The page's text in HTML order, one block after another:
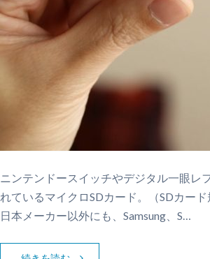
ニンテンドースイッチやデジタル一眼レ
れているマイクロSDカード。（SDカー
日本メーカー以外にも、Samsung、S…